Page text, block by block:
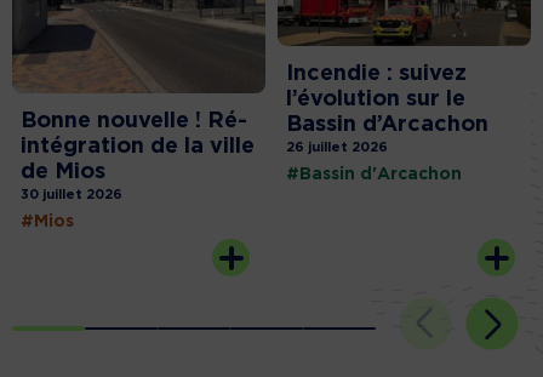
Bonne nouvelle ! Ré-
intégration de la ville
de Mios
30 juillet 2026
#Mios
Incendie : suivez
l’évolution sur le
Bassin d’Arcachon
26 juillet 2026
#Bassin d'Arcachon